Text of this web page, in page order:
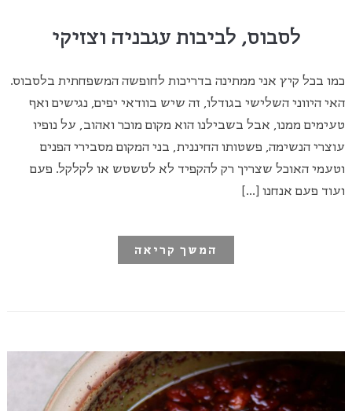
לסבוס, לביבות עגבניה וצזיקי
כמו בכל קיץ אני ממתינה בדריכות לחופשה המשפחתית בלסבוס.
האי היווני השלישי בגודלו, זה שיש בוודאי יפים, נגישים ואף
טעימים ממנו, אבל בשבילנו הוא מקום מוכר ואהוב, על נופיו
עוצרי הנשימה, פשטותו החיננית, בני המקום מסבירי הפנים
וטעמי האוכל שצריך רק להקפיד לא לטשטש או לקלקל. פעם
ועוד פעם אנחנו […]
המשך קריאה